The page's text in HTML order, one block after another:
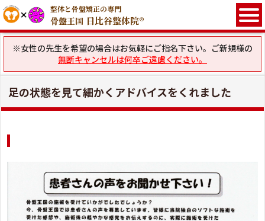
整体と骨盤矯正の専門
骨盤王国 日比谷整体院®
※女性の先生を希望の場合はお気軽にご指名下さい。ご新規様の
無断キャンセルは何卒ご遠慮ください。
足の状態を見て細かくアドバイスをくれました